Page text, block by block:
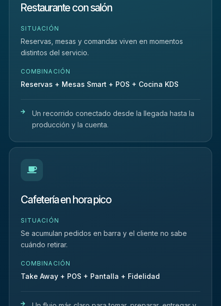
Restaurante con salón
SITUACIÓN
Reservas, mesas y comandas viven en momentos
distintos del servicio.
COMBINACIÓN
Reservas + Mesas Smart + POS + Cocina KDS
Un recorrido conectado desde la llegada hasta la
producción y la cuenta.
Cafetería en hora pico
SITUACIÓN
Se acumulan pedidos en barra y el cliente no sabe
cuándo retirar.
COMBINACIÓN
Take Away + POS + Pantalla + Fidelidad